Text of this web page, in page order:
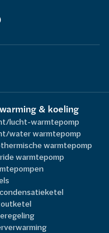
& koeling
lucht-warmtepomp
water warmtepomp
warmtepomp
warmtepomp